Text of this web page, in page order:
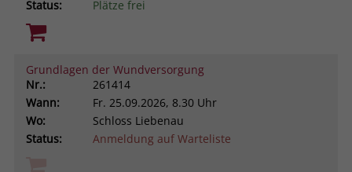
Status: Plätze frei
Grundlagen der Wundversorgung
Nr.:
261414
Wann:
Fr. 25.09.2026, 8.30 Uhr
Wo:
Schloss Liebenau
Status:
Anmeldung auf Warteliste